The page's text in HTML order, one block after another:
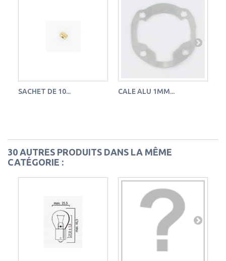
SACHET DE 10... CALE ALU 1MM...
30 AUTRES PRODUITS DANS LA MÊME
CATÉGORIE :